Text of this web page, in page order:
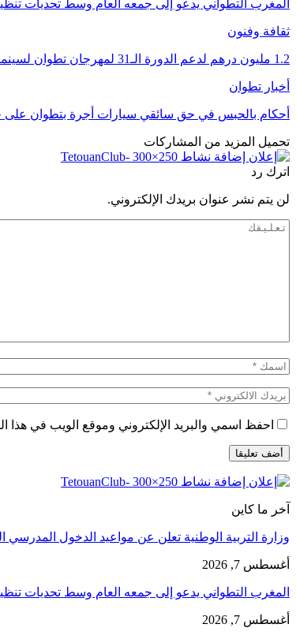
المغرب التطواني يدعو إلى جمعه العام وسط تحديات
ثقافة وفنون
1.2 مليون درهم لدعم الدورة الـ31 لمهرجان تطوان لسينما البحر الأبيض المتوسط
أخبار تطوان
أحكام بالحبس في حق سائقي سيارات أجرة بتطوان على
تحميل المزيد من المشاركات
اترك رد
لن يتم نشر عنوان بريدك الإلكتروني.
احفظ اسمي والبريد الإلكتروني وموقع الويب في هذا
آخر ما كاين
وزارة التربية الوطنية تعلن عن مواعيد الدخول المدرسي
أغسطس 7, 2026
المغرب التطواني يدعو إلى جمعه العام وسط تحديات
أغسطس 7, 2026